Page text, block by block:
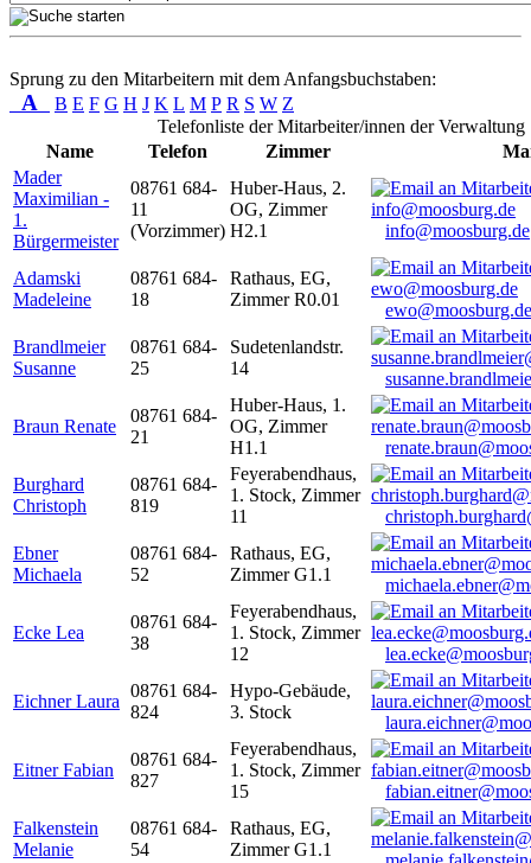
Sprung zu den Mitarbeitern mit dem Anfangsbuchstaben:
A B E F G H J K L M P R S W Z
Telefonliste der Mitarbeiter/innen der Verwaltung
Name
Telefon Zimmer
Mader
Maximilian -
1.
Bürgermeister
08761 684-
11
(Vorzimmer)
Huber-Haus, 2.
OG, Zimmer
H2.1
info@moosburg.de
Adamski
Madeleine
08761 684-
18
Rathaus, EG,
Zimmer R0.01
ewo@moosburg.de
Brandlmeier
Susanne
08761 684-
25
Sudetenlandstr.
14
Braun Renate
08761 684-
21
Huber-Haus, 1.
OG, Zimmer
H1.1
Burghard
Christoph
08761 684-
819
Feyerabendhaus,
1. Stock, Zimmer
11
Ebner
Michaela
08761 684-
52
Rathaus, EG,
Zimmer G1.1
Ecke Lea
08761 684-
38
Feyerabendhaus,
1. Stock, Zimmer
12
Eichner Laura
08761 684-
824
Hypo-Gebäude,
3. Stock
Eitner Fabian
08761 684-
827
Feyerabendhaus,
1. Stock, Zimmer
15
Falkenstein
Melanie
08761 684-
54
Rathaus, EG,
Zimmer G1.1